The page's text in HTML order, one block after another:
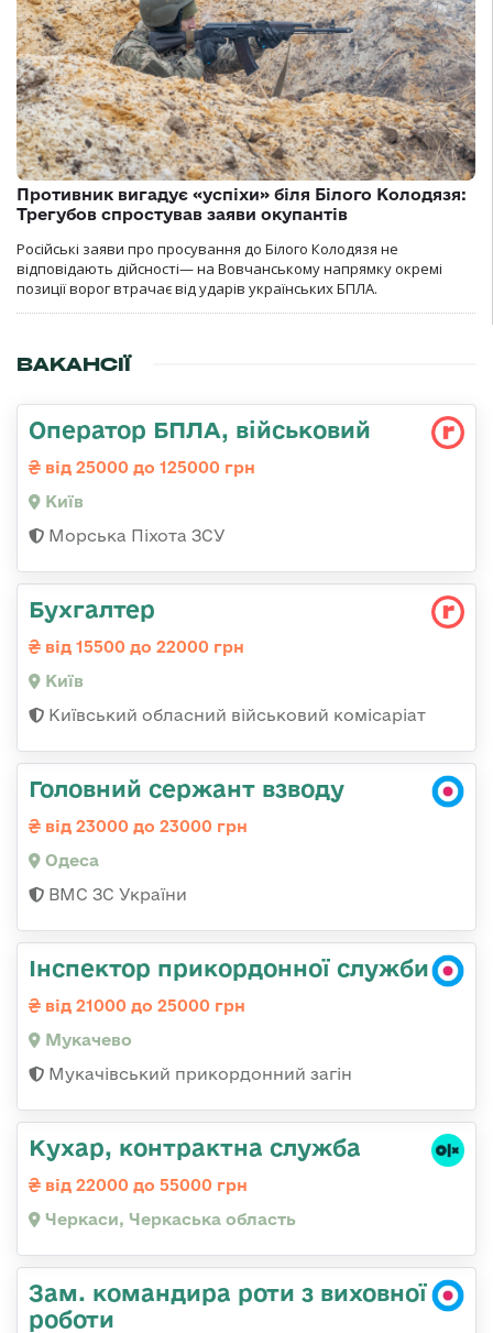
Противник вигадує «успіхи» біля Білого Колодязя:
Трегубов спростував заяви окупантів
Російські заяви про просування до Білого Колодязя не
відповідають дійсності— на Вовчанському напрямку окремі
позиції ворог втрачає від ударів українських БПЛА.
ВАКАНСІЇ
Оператор БПЛА, військовий
від 25000 до 125000 грн
Київ
Морська Піхота ЗСУ
Бухгалтер
від 15500 до 22000 грн
Київ
Київський обласний військовий комісаріат
Головний сержант взводу
від 23000 до 23000 грн
Одеса
ВМС ЗС України
Інспектор прикордонної служби
від 21000 до 25000 грн
Мукачево
Мукачівський прикордонний загін
Кухар, контрактна служба
від 22000 до 55000 грн
Черкаси, Черкаська область
Зам. командира роти з виховної
роботи